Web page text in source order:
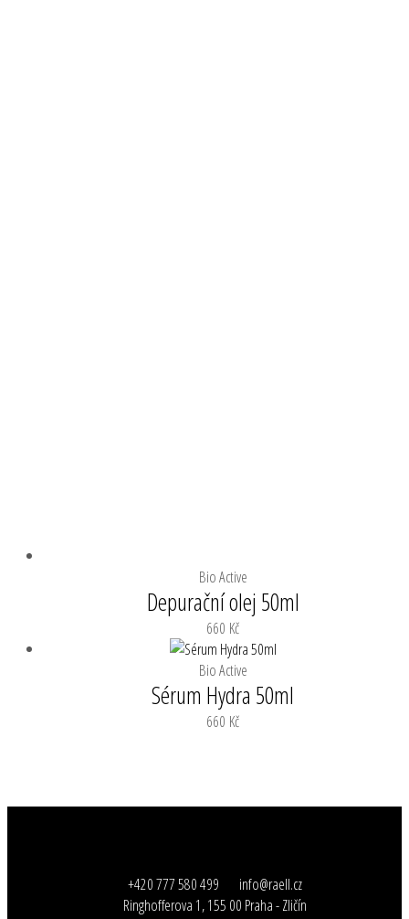
Bio Active
Depurační olej 50ml
660 Kč
Bio Active
Sérum Hydra 50ml
660 Kč
+420 777 580 499
info@raell.cz
Ringhofferova 1, 155 00 Praha - Zličín